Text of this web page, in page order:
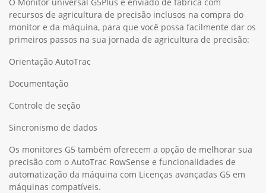
recursos de agricultura de precisão inclusos na compra do
monitor e da máquina, para que você possa facilmente dar os
primeiros passos na sua jornada de agricultura de precisão:
Orientação AutoTrac
Documentação
Controle de seção
Sincronismo de dados
Os monitores G5 também oferecem a opção de melhorar sua
precisão com o AutoTrac RowSense e funcionalidades de
automatização da máquina com Licenças avançadas G5 em
máquinas compatíveis.